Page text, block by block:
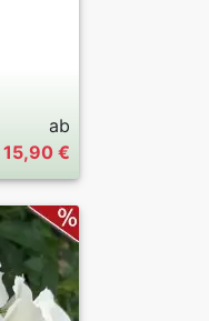
ab
15,90 €